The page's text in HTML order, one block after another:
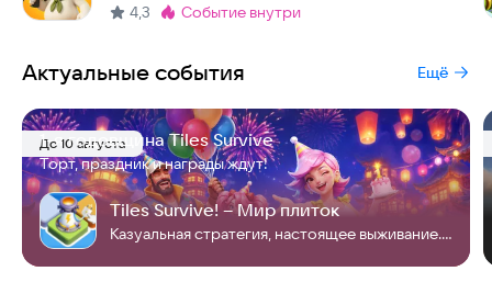
4,3
Метка:
событие внутри
Актуальные события Ещё
До 10 августа
1-я годовщина Tiles Survive
Торт, праздник и награды ждут!
Tiles Survive! – Мир плиток
Казуальная стратегия, настоящее выживание. Проложи путь к победе!